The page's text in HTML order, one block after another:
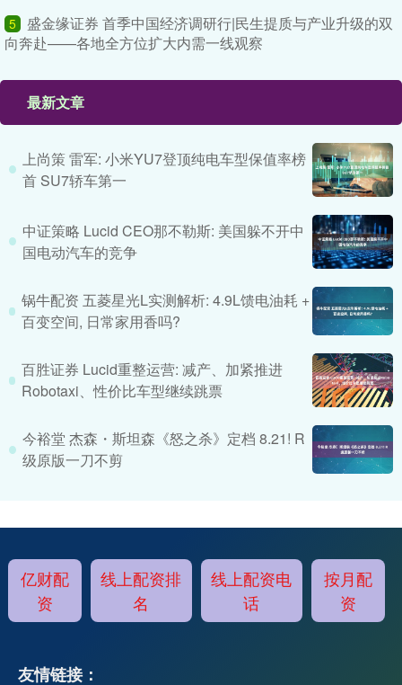
5
盛金缘证券 首季中国经济调研行|民生提质与产业升级的双
向奔赴——各地全方位扩大内需一线观察
最新文章
上尚策 雷军: 小米YU7登顶纯电车型保值率榜
首 SU7轿车第一
中证策略 Lucid CEO那不勒斯: 美国躲不开中
国电动汽车的竞争
锅牛配资 五菱星光L实测解析: 4.9L馈电油耗 +
百变空间, 日常家用香吗?
百胜证券 Lucid重整运营: 减产、加紧推进
Robotaxi、性价比车型继续跳票
今裕堂 杰森・斯坦森《怒之杀》定档 8.21! R
级原版一刀不剪
亿财配
资
线上配资排
名
线上配资电
话
按月配
资
友情链接：